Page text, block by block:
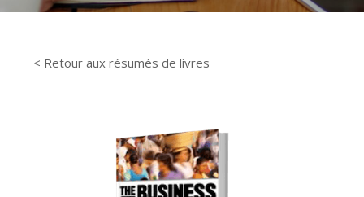
< Retour aux résumés de livres